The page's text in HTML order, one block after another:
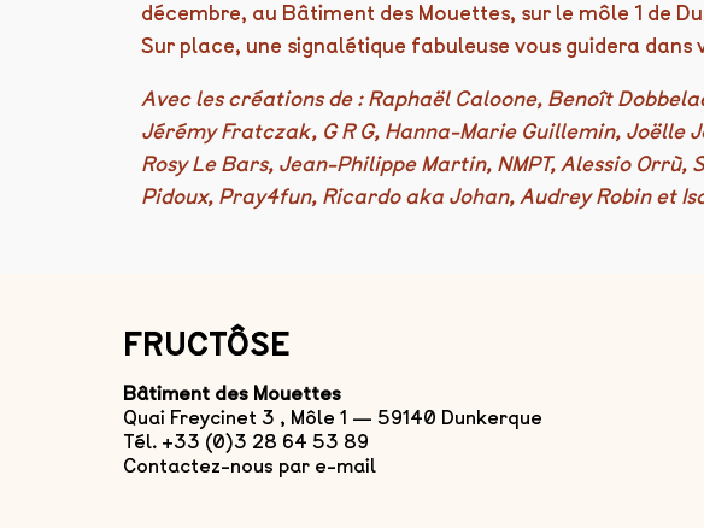
décembre, au Bâtiment des Mouettes, sur le môle 1 de
Sur place, une signalétique fabuleuse vous guidera dans
Avec les créations de : Raphaël Caloone, Benoît
Jérémy Fratczak, G R G, Hanna-Marie Guillemin, Joëlle
Rosy Le Bars, Jean-Philippe Martin, NMPT, Alessio
Pidoux, Pray4fun, Ricardo aka Johan, Audrey Robin et
FRUCTÔSE
Bâtiment des Mouettes
Quai Freycinet 3 , Môle 1 — 59140 Dunkerque
Tél. +33 (0)3 28 64 53 89
Contactez-nous par e-mail